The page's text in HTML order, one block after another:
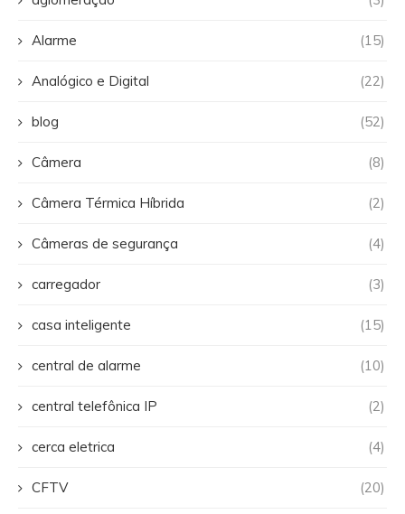
Alarme (15)
Analógico e Digital (22)
blog (52)
Câmera (8)
Câmera Térmica Híbrida (2)
Câmeras de segurança (4)
carregador (3)
casa inteligente (15)
central de alarme (10)
central telefônica IP (2)
cerca eletrica (4)
CFTV (20)